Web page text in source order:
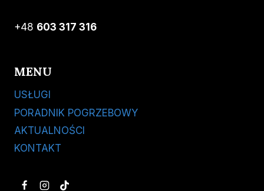
+48 603 317 316
MENU
USŁUGI
PORADNIK POGRZEBOWY
AKTUALNOŚCI
KONTAKT